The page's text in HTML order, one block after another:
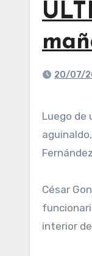
20/07/
Luego de un fin de semana que transcurrió sin avances, UTA nacional obtuvo novedades con respecto al pago de los sueldos de junio y el medio
César
interior